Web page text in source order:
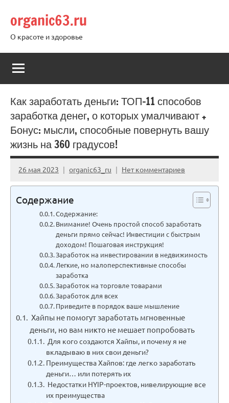
содержимому
organic63.ru
О красоте и здоровье
Как заработать деньги: ТОП-11 способов
заработка денег, о которых умалчивают +
Бонус: мысли, способные повернуть вашу
жизнь на 360 градусов!
26 мая 2023 organic63_ru Нет комментариев
Содержание
Содержание:
Внимание! Очень простой способ заработать
деньги прямо сейчас! Инвестиции с быстрым
доходом! Пошаговая инструкция!
Заработок на инвестировании в недвижимость
Легкие, но малоперспективные способы
заработка
Заработок на торговле товарами
Заработок для всех
Приведите в порядок ваше мышление
Хайпы не помогут заработать мгновенные
деньги, но вам никто не мешает попробовать
Для кого создаются Хайпы, и почему я не
вкладываю в них свои деньги?
Преимущества Хайпов: где легко заработать
деньги… или потерять их
Недостатки HYIP-проектов, нивелирующие все
их преимущества